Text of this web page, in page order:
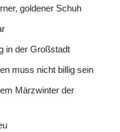
goldener Schuh
in der Großstadt
muss nicht billig sein
Märzwinter der